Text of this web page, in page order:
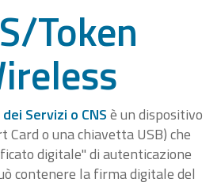
Token
Servizi o CNSè un dispositivo
Card o una chiavetta USB) che
digitale" di autenticazione
contenere la firma digitale del